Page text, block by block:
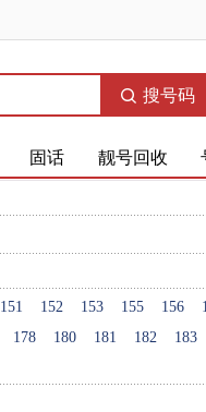
搜号码
固话 靓号回收
151 152 153 155 156
178 180 181 182 183